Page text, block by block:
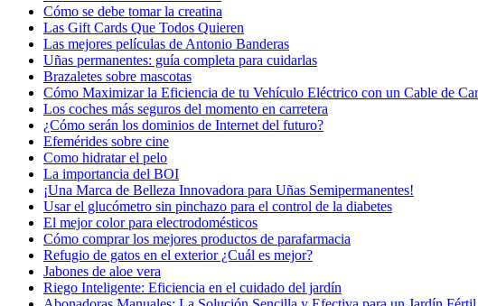
Cómo se debe tomar la creatina
Las Gift Cards Que Todos Quieren
Las mejores películas de Antonio Banderas
Uñas permanentes: guía completa para cuidarlas
Brazaletes sobre mascotas
Cómo Maximizar la Eficiencia de tu Vehículo Eléctrico con un Cable de
Los coches más seguros del momento en carretera
¿Cómo serán los dominios de Internet del futuro?
Efemérides sobre cine
Сomo hidratar el pelo
La importancia del BOI
¡Una Marca de Belleza Innovadora para Uñas Semipermanentes!
Usar el glucómetro sin pinchazo para el control de la diabetes
El mejor color para electrodomésticos
Cómo comprar los mejores productos de parafarmacia
Refugio de gatos en el exterior ¿Cuál es mejor?
Jabones de aloe vera
Riego Inteligente: Eficiencia en el cuidado del jardín